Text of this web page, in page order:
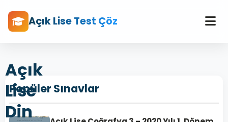
Açık Lise Test Çöz
Açık
Lise
Din
Popüler Sınavlar